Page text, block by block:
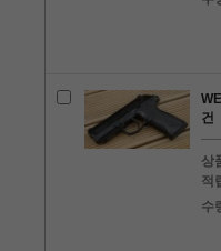
건
상
적
수